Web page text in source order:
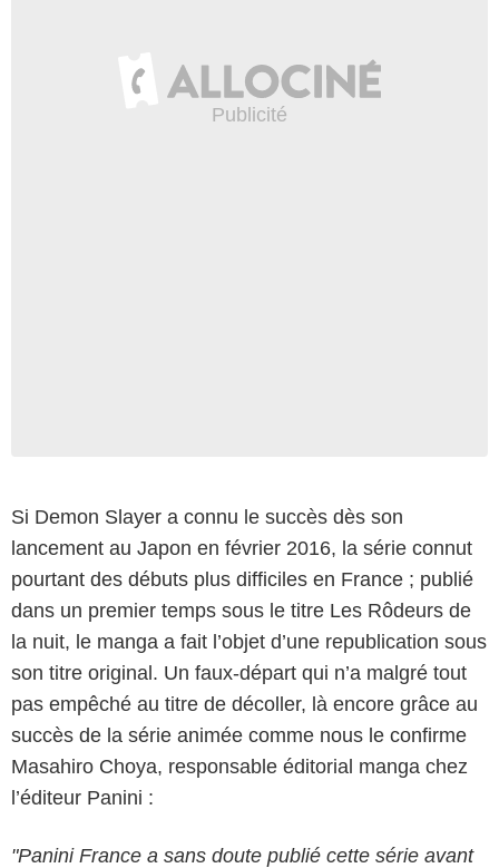
Si Demon Slayer a connu le succès dès son
lancement au Japon en février 2016, la série connut
pourtant des débuts plus difficiles en France ; publié
dans un premier temps sous le titre Les Rôdeurs de
la nuit, le manga a fait l’objet d’une republication sous
son titre original. Un faux-départ qui n’a malgré tout
pas empêché au titre de décoller, là encore grâce au
succès de la série animée comme nous le confirme
Masahiro Choya, responsable éditorial manga chez
l’éditeur Panini :
"Panini France a sans doute publié cette série avant